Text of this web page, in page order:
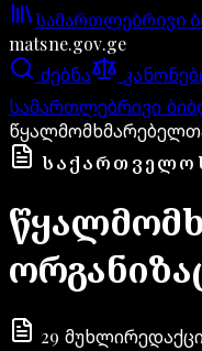
ანგარიში იტვირთება
სამართლებრივი
matsne.gov.ge
ძებნა
სამართლებრივი
29 მუხლი